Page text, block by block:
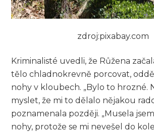
zdroj:pixabay.com
Kriminalisté uvedli, že Růžena
tělo chladnokrevně porcovat,
nohy v kloubech. „Bylo to hrozné.
myslet, že mi to dělalo nějakou
poznamenala později. „Musela
nohy, protože se mi nevešel do